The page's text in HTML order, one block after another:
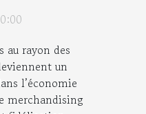
au rayon des
un
l’économie
merchandising